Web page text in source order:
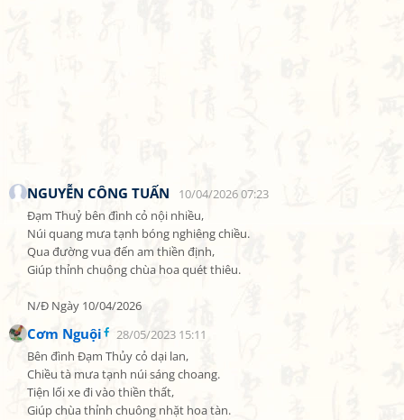
NGUYỄN CÔNG TUẤN
10/04/2026 07:23
Đạm Thuỷ bên đình cỏ nội nhiều,
Núi quang mưa tạnh bóng nghiêng chiều.
Qua đường vua đến am thiền định,
Giúp thỉnh chuông chùa hoa quét thiêu.
N/Đ Ngày 10/04/2026
Cơm Nguội
28/05/2023 15:11
Bên đình Đạm Thủy cỏ dại lan,
Chiều tà mưa tạnh núi sáng choang.
Tiện lối xe đi vào thiền thất,
Giúp chùa thỉnh chuông nhặt hoa tàn.